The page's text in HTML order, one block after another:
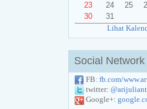
23
24 25
30
31
Lihat
Social Network
FB: fb.com/
twitter:
Google+: